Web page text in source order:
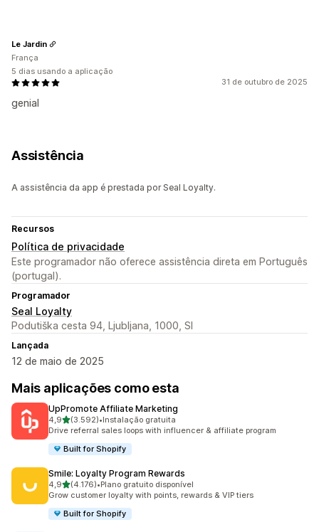
31 de outubro de 2025
genial
Le Jardin
França
5 dias usando a aplicação
Assistência
A assistência da app é prestada por Seal Loyalty.
Recursos
Política de privacidade
Este programador não oferece assistência direta em Português
(portugal).
Programador
Seal Loyalty
Podutiška cesta 94, Ljubljana, 1000, SI
Lançada
12 de maio de 2025
Mais aplicações como esta
UpPromote Affiliate Marketing
4,9de 5 estrelas
(3.592)
3592 total de avaliações
•Instalação gratuita
Drive referral sales loops with influencer & affiliate program
Built for Shopify
Smile: Loyalty Program Rewards
4,9de 5 estrelas
(4.176)
4176 total de avaliações
•Plano gratuito disponível
Grow customer loyalty with points, rewards & VIP tiers
Built for Shopify